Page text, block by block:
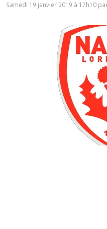
Samedi 19 janvier 2019 à 17h10